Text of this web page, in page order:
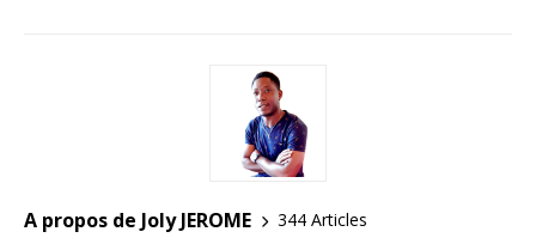
A propos de Joly JEROME
344 Articles